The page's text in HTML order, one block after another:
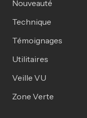
Nouveauté
Technique
Témoignages
Utilitaires
Veille VU
Zone Verte